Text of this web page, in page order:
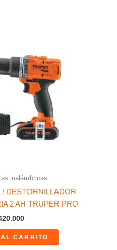
inalámbricas
DESTORNILLADOR
2 AH TRUPER PRO
CARRITO